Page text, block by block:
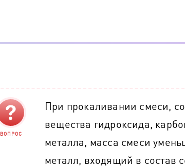
ВОПРОС
При прокаливании смеси,
вещества гидроксида,
металла, масса смеси
металл, входящий в состав